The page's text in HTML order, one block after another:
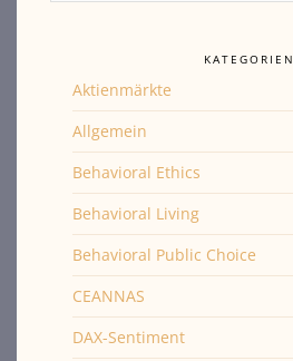
KATEGORIEN
Aktienmärkte
Allgemein
Behavioral Ethics
Behavioral Living
Behavioral Public Choice
CEANNAS
DAX-Sentiment